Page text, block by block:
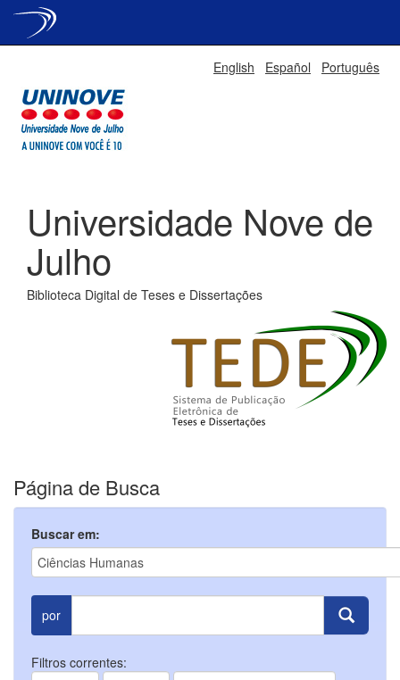
English Español Português
Universidade Nove de
Julho
Biblioteca Digital de Teses e Dissertações
Página de Busca
Buscar em:
por
Filtros correntes: